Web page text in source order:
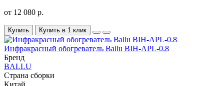
от 12 080 р.
Купить Купить в 1 клик
Инфракрасный обогреватель Ballu BIH-APL-0.8
Бренд
BALLU
Страна сборки
Китай